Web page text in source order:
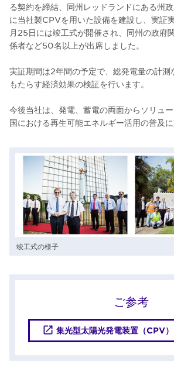
る契約を締結、同州レッドランドにある州
に当社製CPVを用いた設備を建設し、実証
月25日には竣工式が開催され、同州の政府
係者など50名以上が出席しました。
実証期間は2年間の予定で、総発電量の計
もたらす経済効果の検証を行います。
今後当社は、発電、蓄電の両面からソリュ
国における再生可能エネルギー活用の普及に
竣工式の様子
ご参考
集光型太陽光発電装置（CPV